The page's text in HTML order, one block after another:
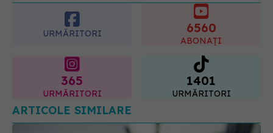
URMĂRITORI 6560
ABONAȚI
365
URMĂRITORI
1401
URMĂRITORI
ARTICOLE SIMILARE